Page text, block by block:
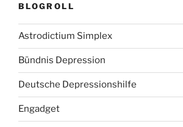
BLOGROLL
Astrodictium Simplex
Bündnis Depression
Deutsche Depressionshilfe
Engadget